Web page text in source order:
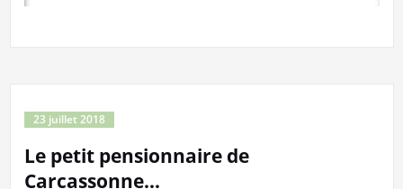
23 juillet 2018
Le petit pensionnaire de
Carcassonne…